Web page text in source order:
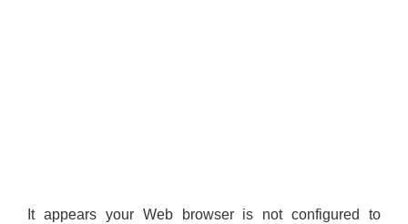
It appears your Web browser is not configured to